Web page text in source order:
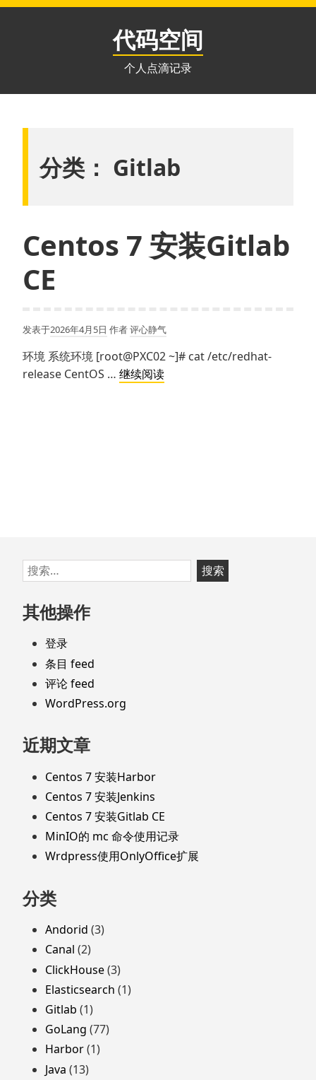
跳
代码空间
个人点滴记录
分类： Gitlab
Centos 7 安装Gitlab
CE
发表于2026年4月5日 作者评心静气
环境 系统环境 [root@PXC02 ~]# cat /etc/redhat-
release CentOS … 继续阅读Centos
跳
至
页
脚
搜
索：
其他操作
登录
条目 feed
评论 feed
WordPress.org
近期文章
Centos 7 安装Harbor
Centos 7 安装Jenkins
Centos 7 安装Gitlab CE
MinIO的 mc 命令使用记录
Wrdpress使用OnlyOffice扩展
分类
Andorid (3)
Canal (2)
ClickHouse(3)
Elasticsearch (1)
Gitlab (1)
GoLang (77)
Harbor(1)
Java (13)